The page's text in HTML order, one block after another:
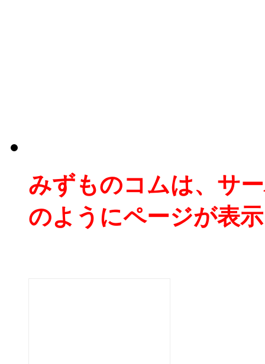
みずものコムは、サ
のようにページが表